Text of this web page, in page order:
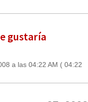
gustaría
a las 04:22 AM ( 04:22